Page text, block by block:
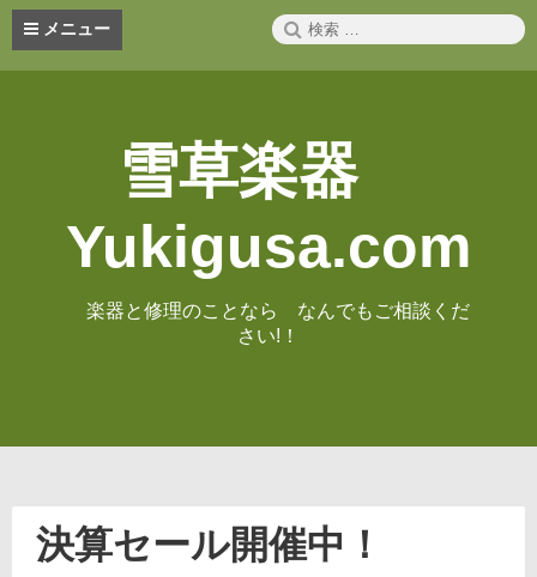
コ
メニュー
検
索:
雪草楽器
Yukigusa.com
楽器と修理のことなら なんでもご相談くだ
さい!！
決算セール開催中！